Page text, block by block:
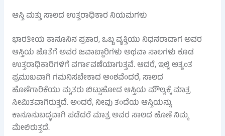
ಆಸ್ತಿ ಮತ್ತು ಸಾಲದ ಉತ್ತರಾಧಿಕಾರ ನಿಯಮಗಳು
ಭಾರತೀಯ ಕಾನೂನಿನ ಪ್ರಕಾರ, ಒಬ್ಬ ವ್ಯಕ್ತಿಯು ನಿಧನರಾದಾಗ ಅವರ
ಆಸ್ತಿಯ ಜೊತೆಗೆ ಅವರ ಜವಾಬ್ದಾರಿಗಳು ಅಥವಾ ಸಾಲಗಳು ಕೂಡ
ಉತ್ತರಾಧಿಕಾರಿಗಳಿಗೆ ವರ್ಗಾವಣೆಯಾಗುತ್ತವೆ. ಆದರೆ, ಇಲ್ಲಿ ಅತ್ಯಂತ
ಪ್ರಮುಖವಾಗಿ ಗಮನಿಸಬೇಕಾದ ಅಂಶವೆಂದರೆ, ಸಾಲದ
ಹೊಣೆಗಾರಿಕೆಯು ಮೃತರು ಬಿಟ್ಟುಹೋದ ಆಸ್ತಿಯ ಮೌಲ್ಯಕ್ಕೆ ಮಾತ್ರ
ಸೀಮಿತವಾಗಿರುತ್ತದೆ. ಅಂದರೆ, ನೀವು ತಂದೆಯ ಆಸ್ತಿಯನ್ನು
ಕಾನೂನುಬದ್ಧವಾಗಿ ಪಡೆದರೆ ಮಾತ್ರ ಅವರ ಸಾಲದ ಹೊಣೆ ನಿಮ್ಮ
ಮೇಲಿರುತ್ತದೆ.